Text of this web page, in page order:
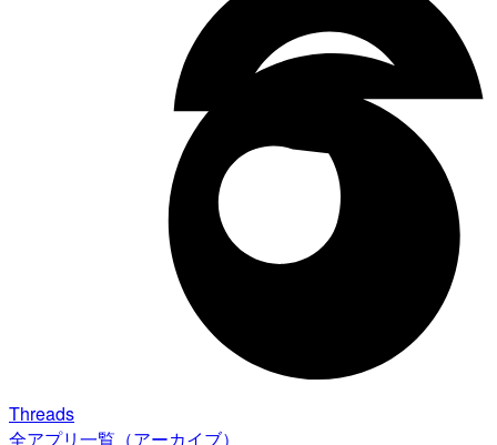
Threads
全アプリ一覧（アーカイブ）